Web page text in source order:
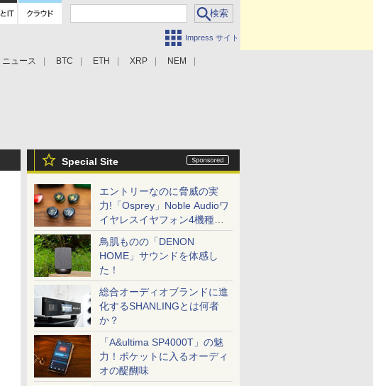
Impress サイト
ニュース BTC ETH XRP
NEM
Special Site
エントリーなのに脅威の実
力!「Osprey」Noble Audioワ
イヤレスイヤフォン4機種を
一気に聴く
鳥肌ものの「DENON
HOME」サウンドを体感し
た！
総合オーディオブランドに進
化するSHANLINGとは何者
か？
「A&ultima SP4000T」の魅
力！ポケットに入るオーディ
オの醍醐味